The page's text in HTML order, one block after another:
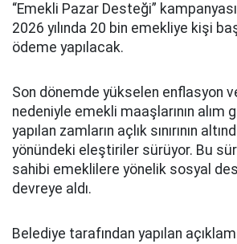
“Emekli Pazar Desteği”
2026 yılında 20 bin emekliye kişi
ödeme yapılacak.
Son dönemde yükselen enflasyon
nedeniyle emekli maaşlarının alım
yapılan zamların açlık sınırının
yönündeki eleştiriler sürüyor. Bu
sahibi emeklilere yönelik sosyal
devreye aldı.
Belediye tarafından yapılan